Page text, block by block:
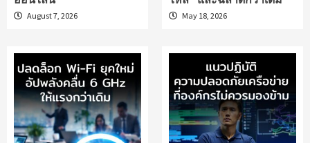
August 7, 2026 May 18, 2026